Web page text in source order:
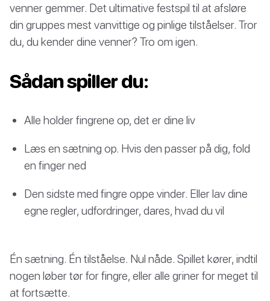
venner gemmer. Det ultimative festspil til at afsløre
din gruppes mest vanvittige og pinlige tilståelser. Tror
du, du kender dine venner? Tro om igen.
Sådan spiller du:
Alle holder fingrene op, det er dine liv
Læs en sætning op. Hvis den passer på dig, fold
en finger ned
Den sidste med fingre oppe vinder. Eller lav dine
egne regler, udfordringer, dares, hvad du vil
Én sætning. Én tilståelse. Nul nåde. Spillet kører, indtil
nogen løber tør for fingre, eller alle griner for meget til
at fortsætte.